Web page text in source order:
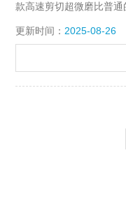
款高速剪切超微磨比普
更新时间： 2025-08-26